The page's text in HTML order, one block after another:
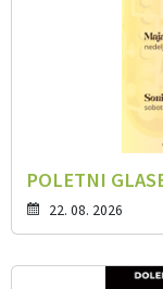
POLETNI
22. 08. 2026